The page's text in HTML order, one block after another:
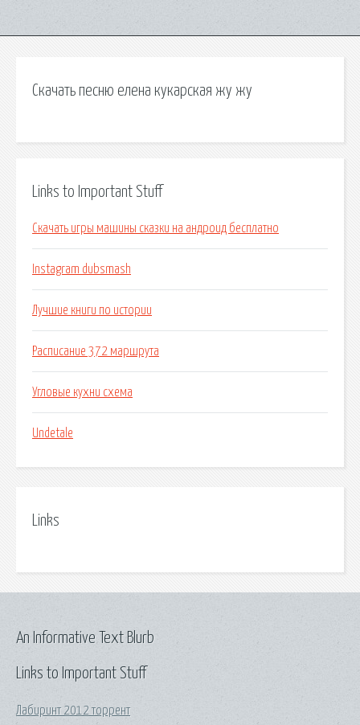
Скачать песню елена кукарская жу жу
Links to Important Stuff
Скачать игры машины сказки на андроид бесплатно
Instagram dubsmash
Лучшие книги по истории
Расписание 372 маршрута
Угловые кухни схема
Undetale
Links
Links to Important Stuff
Лабиринт 2012 торрент
An Informative Text Blurb